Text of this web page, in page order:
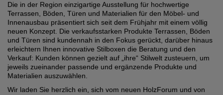
Die in der Region einzigartige Ausstellung für hochwertige
Terrassen, Böden, Türen und Materialien für den Möbel- und
Innenausbau präsentiert sich seit dem Frühjahr mit einem völlig
neuen Konzept. Die verkaufsstarken Produkte Terrassen, Böden
und Türen sind kundennah in den Fokus gerückt, darüber hinaus
erleichtern Ihnen innovative Stilboxen die Beratung und den
Verkauf: Kunden können gezielt auf „ihre“ Stilwelt zusteuern, um
jeweils zueinander passende und ergänzende Produkte und
Materialien auszuwählen.
Wir laden Sie herzlich ein, sich vom neuen HolzForum und von